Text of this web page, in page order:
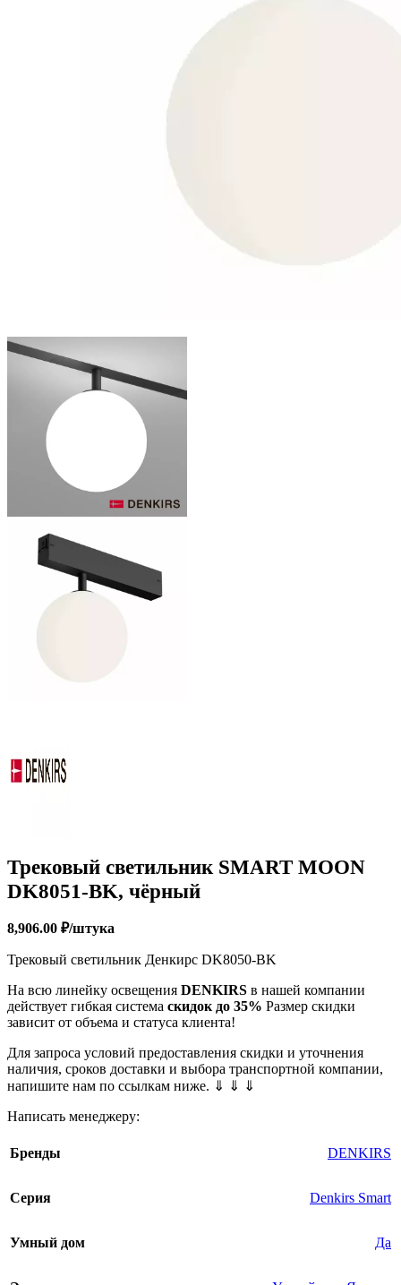
Трековый светильник SMART MOON
DK8051-BK, чёрный
8,906.00 ₽/штука
Трековый светильник Денкирс DK8050-BK
На всю линейку освещения DENKIRS в нашей компании
действует гибкая система скидок до 35% Размер скидки
зависит от объема и статуса клиента!
Для запроса условий предоставления скидки и уточнения
наличия, сроков доставки и выбора транспортной компании,
напишите нам по ссылкам ниже. ⇓ ⇓ ⇓
Написать менеджеру:
Бренды DENKIRS
Серия Denkirs Smart
Умный дом Да